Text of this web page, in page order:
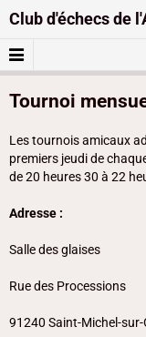
Club d'échecs de
Tournoi
Les tournois amicaux
premiers jeudi de
de 20 heures 30 à 22
Adresse :
Salle des glaises
Rue des Processions
91240 Saint-Michel-sur-